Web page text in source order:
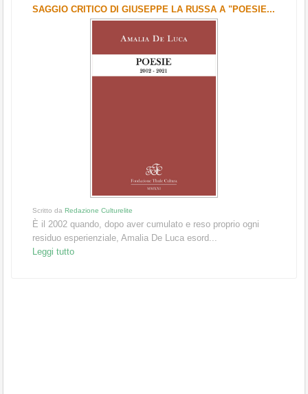
SAGGIO CRITICO DI GIUSEPPE LA RUSSA A "POESIE...
Scritto da Redazione Culturelite
È il 2002 quando, dopo aver cumulato e reso proprio ogni
residuo esperienziale, Amalia De Luca esord...
Leggi tutto